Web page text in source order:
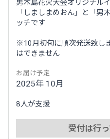
男木島花火大会オリジナル
「しましまめおん」と「男
ッチです
※10月初旬に順次発送致し
はできません
お届け予定
2025年 10月
8人が支援
受付は行